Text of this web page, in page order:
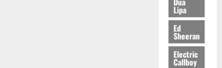
Lipa
Ed
Sheeran
Electric
Callboy